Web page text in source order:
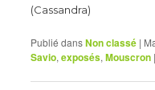
(Cassandra)
Publié dansNon classé |
Savio,exposés,Mouscron |